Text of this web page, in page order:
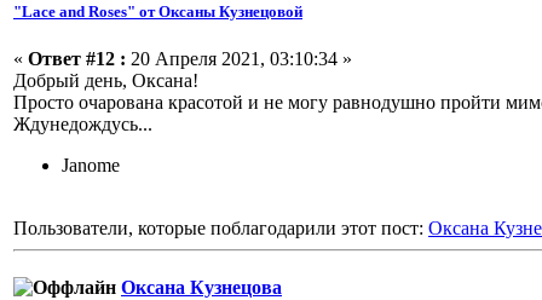
"Lace and Roses" от Оксаны Кузнецовой
« Ответ #12 : 20 Апреля 2021, 03:10:34 »
Добрый день, Оксана!
Просто очарована красотой и не могу равнодушно пройти
Ждунедождусь...
Janome
Пользователи, которые поблагодарили этот пост: Оксана
Оксана Кузнецова